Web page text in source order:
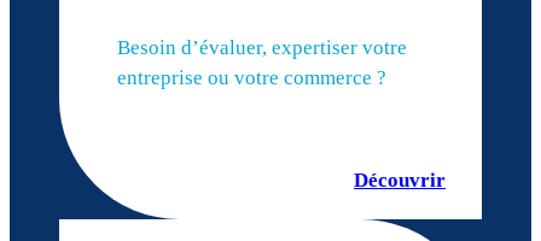
Besoin d’évaluer, expertiser votre
entreprise ou votre commerce ?
Découvrir